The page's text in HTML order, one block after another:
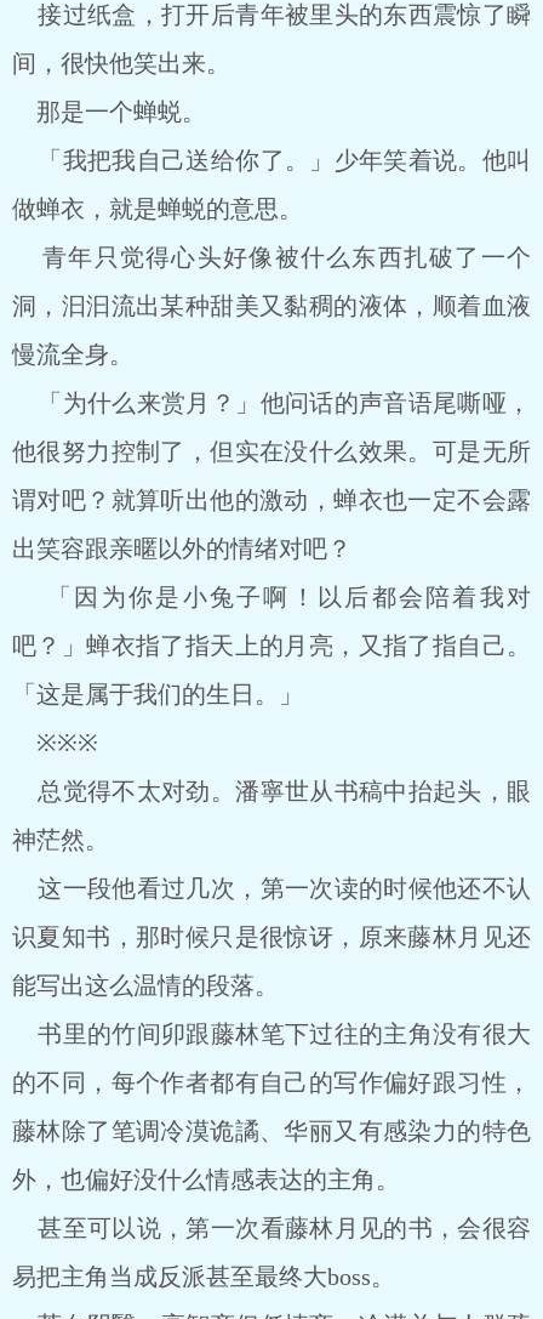
接过纸盒，打开后青年被里头的东西震惊了瞬
间，很快他笑出来。
那是一个蝉蜕。
「我把我自己送给你了。」少年笑着说。他叫
做蝉衣，就是蝉蜕的意思。
青年只觉得心头好像被什么东西扎破了一个
洞，汩汩流出某种甜美又黏稠的液体，顺着血液
慢流全身。
「为什么来赏月？」他问话的声音语尾嘶哑，
他很努力控制了，但实在没什么效果。可是无所
谓对吧？就算听出他的激动，蝉衣也一定不会露
出笑容跟亲暱以外的情绪对吧？
「因为你是小兔子啊！以后都会陪着我对
吧？」蝉衣指了指天上的月亮，又指了指自己。
「这是属于我们的生日。」
※※※
总觉得不太对劲。潘寧世从书稿中抬起头，眼
神茫然。
这一段他看过几次，第一次读的时候他还不认
识夏知书，那时候只是很惊讶，原来藤林月见还
能写出这么温情的段落。
书里的竹间卯跟藤林笔下过往的主角没有很大
的不同，每个作者都有自己的写作偏好跟习性，
藤林除了笔调冷漠诡譎、华丽又有感染力的特色
外，也偏好没什么情感表达的主角。
甚至可以说，第一次看藤林月见的书，会很容
易把主角当成反派甚至最终大boss。